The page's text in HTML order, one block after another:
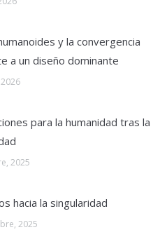
y la convergencia
a un diseño dominante
para la humanidad tras la
2025
hacia la singularidad
2025